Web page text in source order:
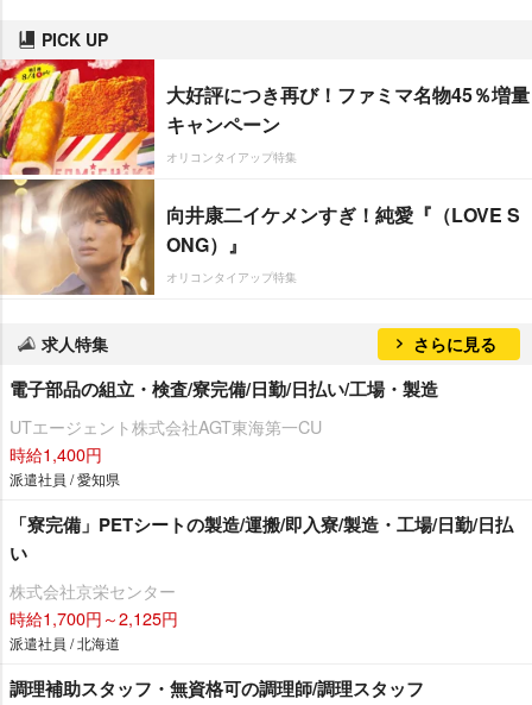
PICK UP
大好評につき再び！ファミマ名物45％増量
キャンペーン
オリコンタイアップ特集
向井康二イケメンすぎ！純愛『（LOVE S
ONG）』
オリコンタイアップ特集
求人特集 さらに見る
電子部品の組立・検査/寮完備/日勤/日払い/工場・製造
UTエージェント株式会社AGT東海第一CU
時給1,400円
派遣社員 / 愛知県
「寮完備」PETシートの製造/運搬/即入寮/製造・工場/日勤/日払
い
株式会社京栄センター
時給1,700円～2,125円
派遣社員 / 北海道
調理補助スタッフ・無資格可の調理師/調理スタッフ